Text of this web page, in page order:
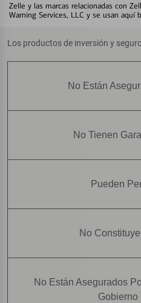
Zelle y las marcas relacionadas con
Warning Services, LLC y se usan aquí
Los productos de inversión y
No Están
No Tienen
Pueden
No
No Están Asegurados
Gobierno